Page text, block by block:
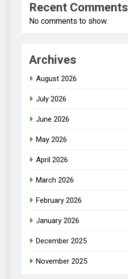
Recent Comments
No comments to show.
Archives
August 2026
July 2026
June 2026
May 2026
April 2026
March 2026
February 2026
January 2026
December 2025
November 2025